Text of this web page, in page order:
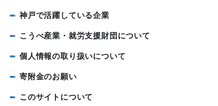
神戸で活躍している企業
こうべ産業・就労支援財団について
個人情報の取り扱いについて
寄附金のお願い
このサイトについて